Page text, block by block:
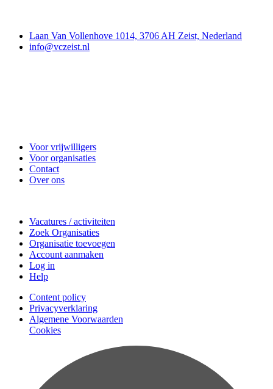
Laan Van Vollenhove 1014, 3706 AH Zeist, Nederland
info@vczeist.nl
Voor vrijwilligers
Voor organisaties
Contact
Over ons
Vacatures / activiteiten
Zoek Organisaties
Organisatie toevoegen
Account aanmaken
Log in
Help
Content policy
Privacyverklaring
Algemene Voorwaarden
Cookies